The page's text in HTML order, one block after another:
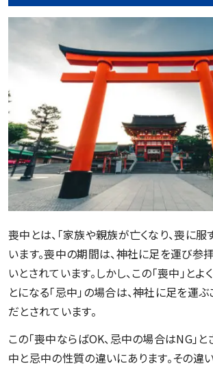
喪中とは、「家族や親族が亡くなり、喪に服
います。喪中の期間は、神社に足を運び参
いとされています。しかし、この「喪中」と
とになる「忌中」の場合は、神社に足を運
だとされています。
この「喪中ならばOK、忌中の場合はNG」
中と忌中の性質の違いにあります。その違